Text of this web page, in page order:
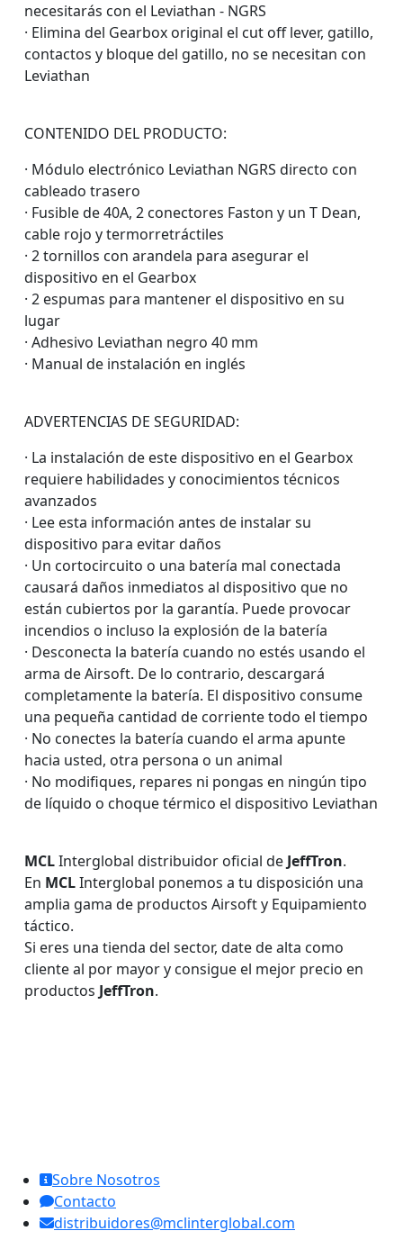
necesitarás con el Leviathan - NGRS
· Elimina del Gearbox original el cut off lever, gatillo,
contactos y bloque del gatillo, no se necesitan con
Leviathan
CONTENIDO DEL PRODUCTO:
· Módulo electrónico Leviathan NGRS directo con
cableado trasero
· Fusible de 40A, 2 conectores Faston y un T Dean,
cable rojo y termorretráctiles
· 2 tornillos con arandela para asegurar el
dispositivo en el Gearbox
· 2 espumas para mantener el dispositivo en su
lugar
· Adhesivo Leviathan negro 40 mm
· Manual de instalación en inglés
ADVERTENCIAS DE SEGURIDAD:
· La instalación de este dispositivo en el Gearbox
requiere habilidades y conocimientos técnicos
avanzados
· Lee esta información antes de instalar su
dispositivo para evitar daños
· Un cortocircuito o una batería mal conectada
causará daños inmediatos al dispositivo que no
están cubiertos por la garantía. Puede provocar
incendios o incluso la explosión de la batería
· Desconecta la batería cuando no estés usando el
arma de Airsoft. De lo contrario, descargará
completamente la batería. El dispositivo consume
una pequeña cantidad de corriente todo el tiempo
· No conectes la batería cuando el arma apunte
hacia usted, otra persona o un animal
· No modifiques, repares ni pongas en ningún tipo
de líquido o choque térmico el dispositivo Leviathan
MCLInterglobal distribuidor oficial de JeffTron.
En MCLInterglobal ponemos a tu disposición una
amplia gama de productos Airsoft y Equipamiento
táctico.
Si eres una tienda del sector, date de alta como
cliente al por mayor y consigue el mejor precio en
productos JeffTron.
Sobre Nosotros
Contacto
distribuidores@mclinterglobal.com